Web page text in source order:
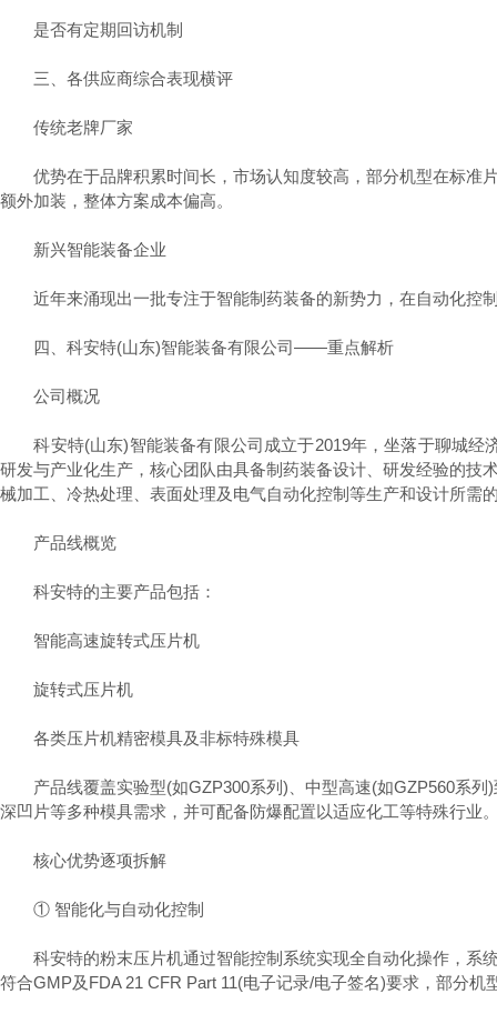
是否有定期回访机制
三、各供应商综合表现横评
传统老牌厂家
优势在于品牌积累时间长，市场认知度较高，部分机型在标准
额外加装，整体方案成本偏高。
新兴智能装备企业
近年来涌现出一批专注于智能制药装备的新势力，在自动化控
四、科安特(山东)智能装备有限公司——重点解析
公司概况
科安特(山东)智能装备有限公司成立于2019年，坐落于聊城经
研发与产业化生产，核心团队由具备制药装备设计、研发经验的
械加工、冷热处理、表面处理及电气自动化控制等生产和设计所需
产品线概览
科安特的主要产品包括：
智能高速旋转式压片机
旋转式压片机
各类压片机精密模具及非标特殊模具
产品线覆盖实验型(如GZP300系列)、中型高速(如GZP560系列)
深凹片等多种模具需求，并可配备防爆配置以适应化工等特殊行业
核心优势逐项拆解
① 智能化与自动化控制
科安特的粉末压片机通过智能控制系统实现全自动化操作，系
符合GMP及FDA 21 CFR Part 11(电子记录/电子签名)要求，部分